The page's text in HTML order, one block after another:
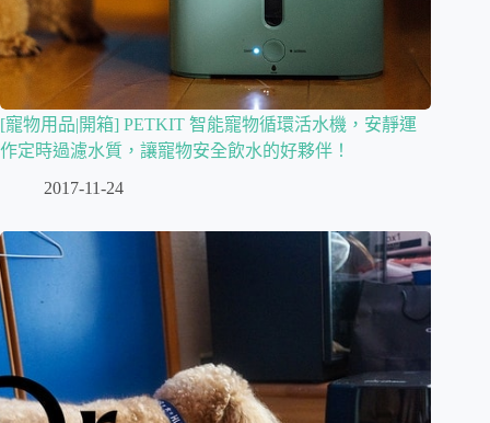
[寵物用品|開箱] PETKIT 智能寵物循環活水機，安靜運
作定時過濾水質，讓寵物安全飲水的好夥伴！
2017-11-24